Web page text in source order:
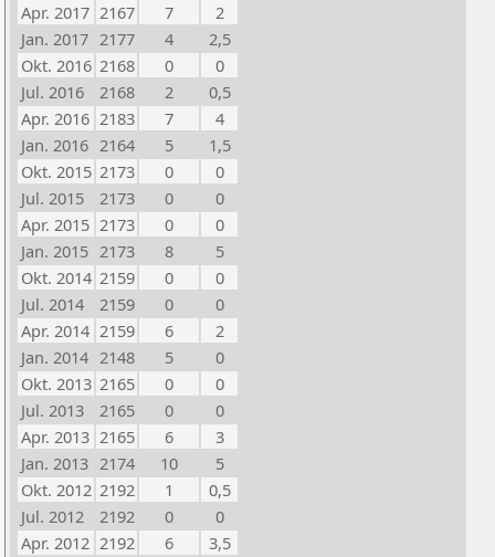
Apr. 2017 2167 7
2
Jan. 2017 2177 4
2,5
Okt. 2016 2168 0
0
Jul. 2016
2168 2
0,5
Apr. 2016 2183 7
4
Jan. 2016 2164 5
1,5
Okt. 2015 2173 0
0
Jul. 2015
2173 0
0
Apr. 2015 2173 0
0
Jan. 2015 2173 8
5
Okt. 2014 2159 0
0
Jul. 2014
2159 0
0
Apr. 2014 2159 6
2
Jan. 2014 2148 5
0
Okt. 2013 2165 0
0
Jul. 2013
2165 0
0
Apr. 2013 2165 6
3
Jan. 2013 2174 10
5
Okt. 2012 2192 1
0,5
Jul. 2012
2192 0
0
Apr. 2012 2192 6
3,5